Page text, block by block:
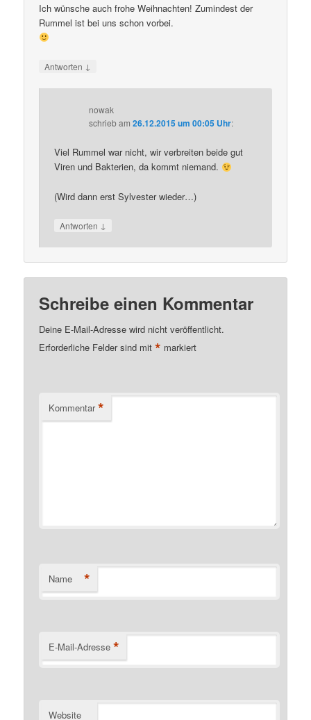
Ich wünsche auch frohe Weihnachten! Zumindest der
Rummel ist bei uns schon vorbei.
Antworten ↓
nowak
schriebam26.12.2015 um 00:05 Uhr:
Viel Rummel war nicht, wir verbreiten beide gut
Viren und Bakterien, da kommt niemand.
(Wird dann erst Sylvester wieder…)
Antworten ↓
Schreibe einen Kommentar
Deine E-Mail-Adresse wird nicht veröffentlicht.
Erforderliche Felder sind mit* markiert
Kommentar *
Name *
E-Mail-Adresse *
Website